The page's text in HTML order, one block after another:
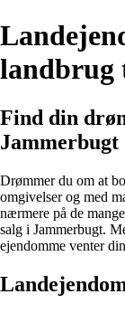
landbrug
Find din
Jammerbugt
Drømmer du om at
omgivelser og med
nærmere på de
salg i Jammerbugt.
ejendomme venter